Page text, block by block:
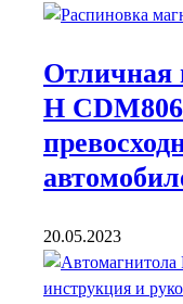
Отличная
H
20.05.2023